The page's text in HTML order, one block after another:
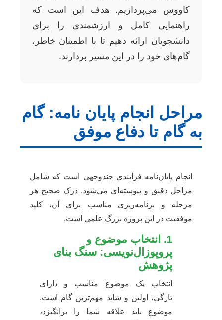
کاووس می‌پردازیم. هدف این است که
راهنمایی کامل و ارزشمندی را برای
دانشجویان ارائه دهیم تا با اطمینان خاطر،
گام‌های خود را در این مسیر بردارند.
مراحل انجام پایان نامه: گام
به گام تا دفاع موفق
انجام پایان‌نامه فرآیندی چندوجهی است که شامل
مراحل دقیق و پیوسته‌ای می‌شود. درک صحیح هر
مرحله و برنامه‌ریزی مناسب برای آن، کلید
موفقیت در این پروژه بزرگ علمی است.
1. انتخاب موضوع و
پروپوزال‌نویسی: سنگ بنای
پژوهش
انتخاب یک موضوع مناسب و دارای
تازگی، اولین و شاید مهم‌ترین گام است.
موضوع باید علاقه شما را برانگیزد،